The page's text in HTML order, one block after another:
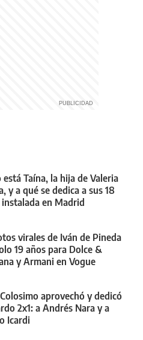
está Taína, la hija de Valeria
y a qué se dedica a sus 18
en Madrid
virales de Iván de Pineda
19 años para Dolce &
y Armani en Vogue
aprovechó y dedicó
2x1: a Andrés Nara y a
Icardi